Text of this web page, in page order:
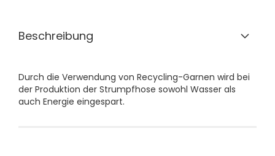
Beschreibung
Durch die Verwendung von Recycling-Garnen wird bei
der Produktion der Strumpfhose sowohl Wasser als
auch Energie eingespart.